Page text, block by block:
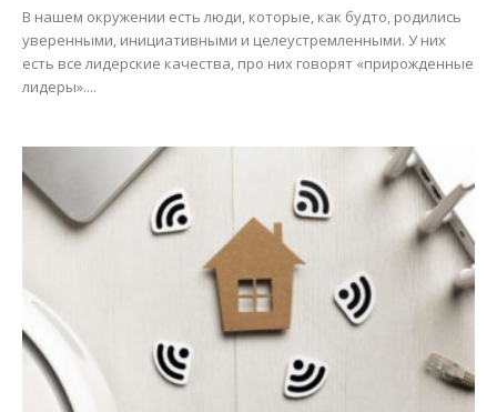
В нашем окружении есть люди, которые, как будто, родились
уверенными, инициативными и целеустремленными. У них
есть все лидерские качества, про них говорят «прирожденные
лидеры»....